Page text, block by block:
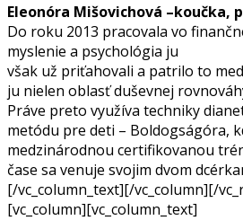
Eleonóra Mišovichová –koučka,
Do roku 2013 pracovala vo
myslenie a psychológia ju
však už priťahovali a patrilo to
ju nielen oblasť duševnej
Práve preto využíva techniky
metódu pre deti – Boldogságóra,
medzinárodnou certifikovanou
čase sa venuje svojim dvom
[/vc_column_text][/vc_column][/
[vc_column][vc_column_text]